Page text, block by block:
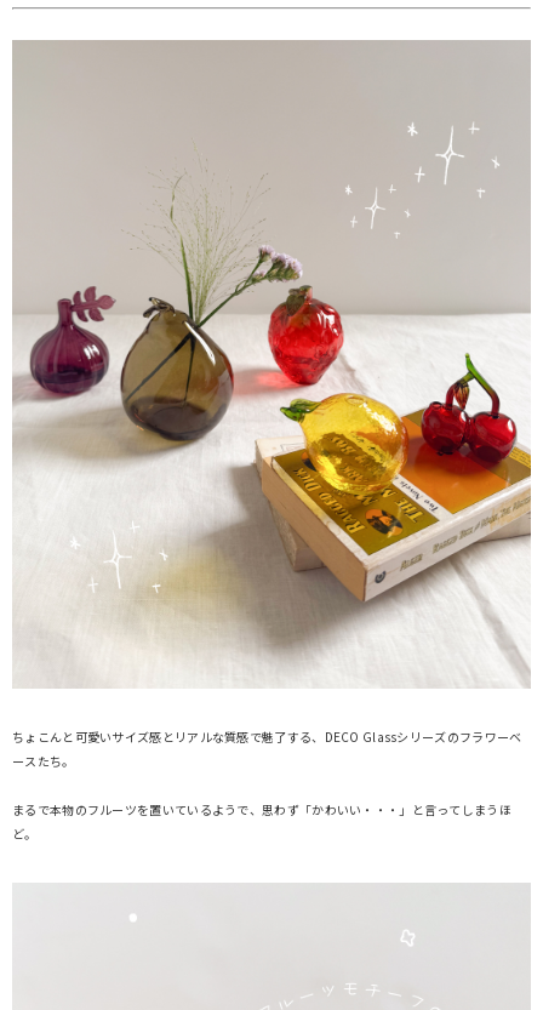
ちょこんと可愛いサイズ感とリアルな質感で魅了する、DECO Glassシリーズのフラワーベ
ースたち。
まるで本物のフルーツを置いているようで、思わず「かわいい・・・」と言ってしまうほ
ど。